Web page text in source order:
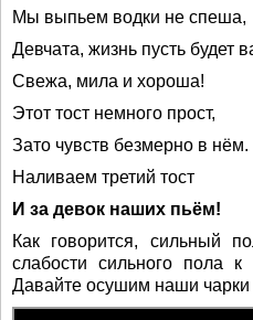
Мы выпьем водки не спеша,
Девчата, жизнь пусть будет
Свежа, мила и хороша!
Этот тост немного прост,
Зато чувств безмерно в нём.
Наливаем третий тост
И за девок наших пьём!
Как говорится, сильный
слабости сильного пола к
Давайте осушим наши чарки